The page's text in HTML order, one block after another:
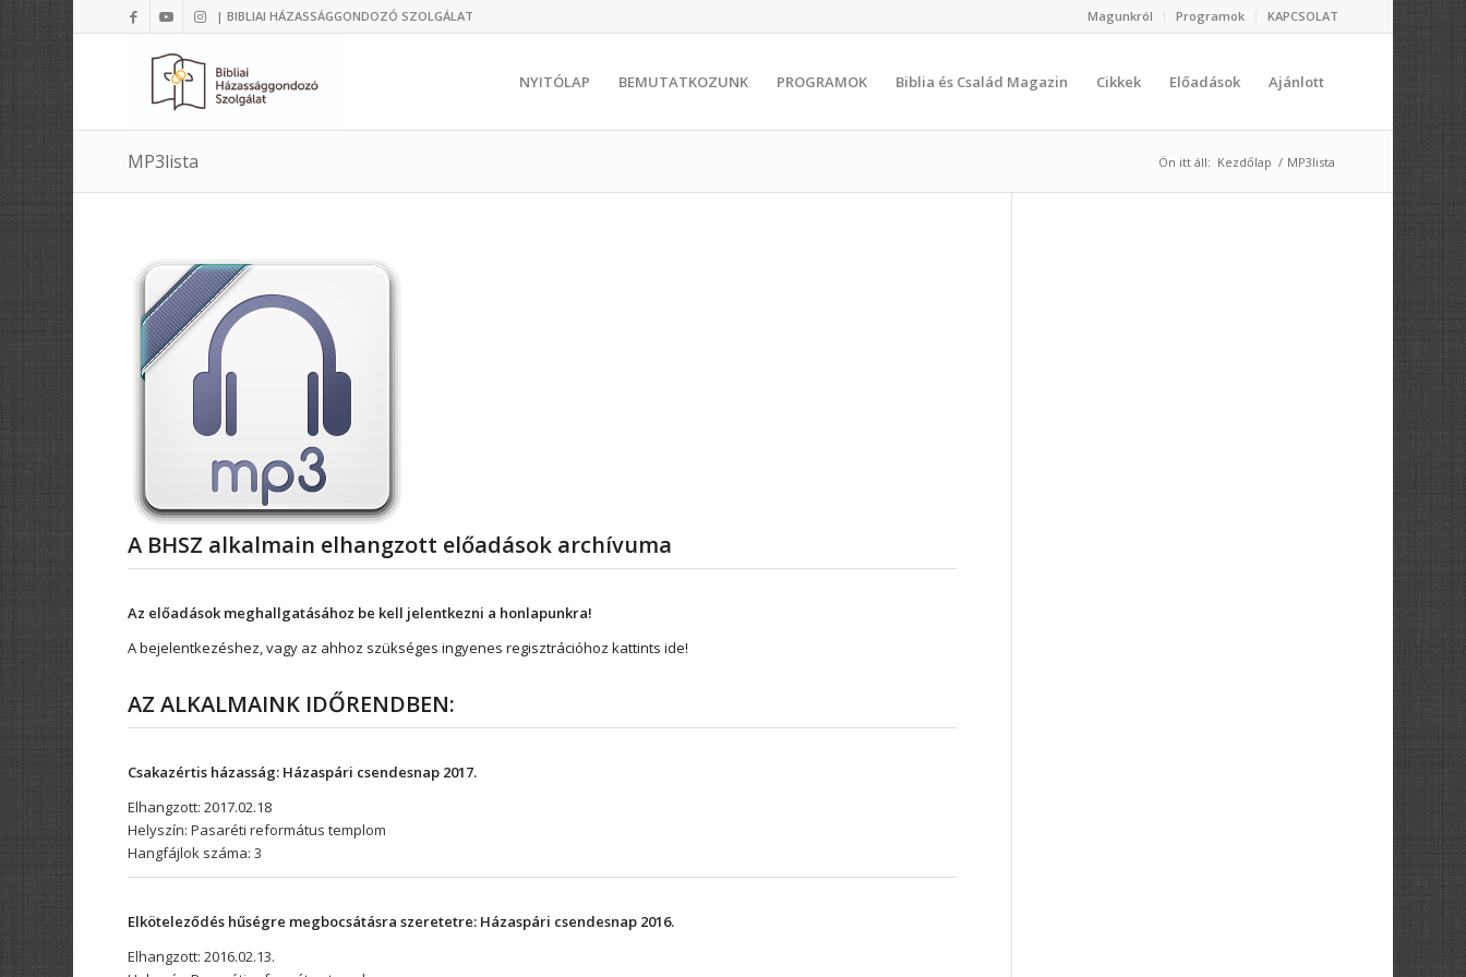
Magunkról Programok KAPCSOLAT
| BIBLIAI HÁZASSÁGGONDOZÓ SZOLGÁLAT
NYITÓLAP BEMUTATKOZUNK PROGRAMOK Biblia és Család Magazin Cikkek Előadások Ajánlott
MP3lista Ön itt áll: Kezdőlap / MP3lista
A BHSZ alkalmain elhangzott előadások archívuma
Az előadások meghallgatásához be kell jelentkezni a honlapunkra!
A bejelentkezéshez, vagy az ahhoz szükséges ingyenes regisztrációhoz kattints ide!
AZ ALKALMAINK IDŐRENDBEN:
Csakazértis házasság: Házaspári csendesnap 2017.
Elhangzott: 2017.02.18
Helyszín: Pasaréti református templom
Hangfájlok száma: 3
Elköteleződés hűségre megbocsátásra szeretetre: Házaspári csendesnap 2016.
Elhangzott: 2016.02.13.